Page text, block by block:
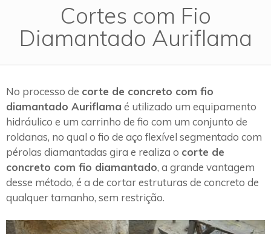
Cortes com Fio
Diamantado Auriflama
No processo de corte de concreto com fio
diamantado Auriflama é utilizado um equipamento
hidráulico e um carrinho de fio com um conjunto de
roldanas, no qual o fio de aço flexível segmentado com
pérolas diamantadas gira e realiza o corte de
concreto com fio diamantado, a grande vantagem
desse método, é a de cortar estruturas de concreto de
qualquer tamanho, sem restrição.